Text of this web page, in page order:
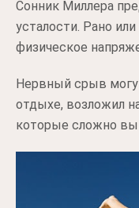
Сонник Миллера
усталости. Рано
физическое
Нервный срыв
отдыхе, возложил
которые сложно